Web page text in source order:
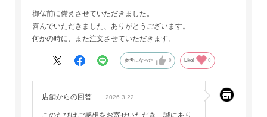
御仏前に備えさせていただきました。
喜んでいただきました、ありがとうございます。
何かの時に、また注文させていただきます。
参考になった 0 Like! 0
店舗からの回答 2026.3.22
このたびはご感想をお寄せいただき、誠にあり